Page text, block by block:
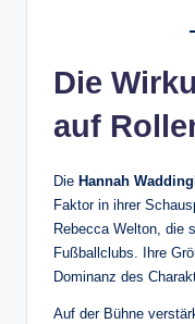
Die
auf
Die Hannah
Faktor in ihrer
Rebecca Welton, die
Fußballclubs. Ihre
Dominanz des
Auf der Bühne